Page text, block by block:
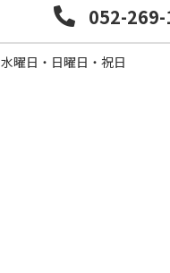
052-
水曜日・日曜日・祝日